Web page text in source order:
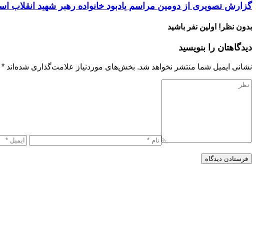
گزارش تصویری از دومین مراسم یادبود خانواده رهبر شهید انقلاب
بدون نظر! اولین نفر باشید
دیدگاهتان را بنویسید
نشانی ایمیل شما منتشر نخواهد شد. بخش‌های موردنیاز علامت‌گذاری شده‌اند *